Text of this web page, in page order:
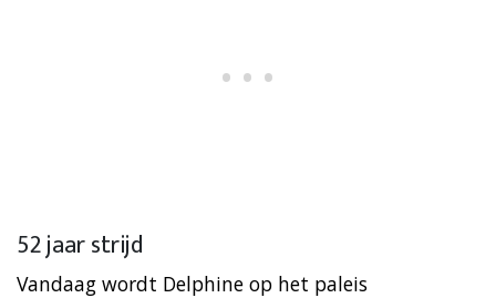
52 jaar strijd
Vandaag wordt Delphine op het paleis